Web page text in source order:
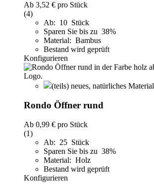
Ab 3,52 € pro Stück
(4)
Ab: 10 Stück
Sparen Sie bis zu 38%
Material: Bambus
Bestand wird geprüft
Konfigurieren
(teils) neues, natürliches Material
Rondo Öffner rund
Ab 0,99 € pro Stück
(1)
Ab: 25 Stück
Sparen Sie bis zu 38%
Material: Holz
Bestand wird geprüft
Konfigurieren